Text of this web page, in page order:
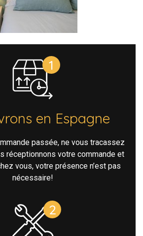
en Espagne
passée, ne vous tracassez
réceptionnons votre commande et
vous, votre présence n’est pas
nécessaire!